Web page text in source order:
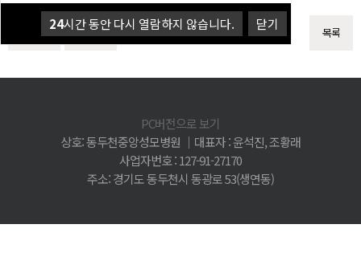
24시간 동안 다시 열람하지 않습니다. 닫기
이전글 다음글 목록
PC버전으로 보기
상호: 동두천중앙성모병원 │대표자 : 윤석진, 조황래
사업자번호 : 127-91-27170
주소: 경기도 동두천시 동광로 53(생연동)